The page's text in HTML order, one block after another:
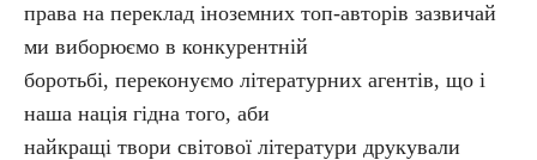
права на переклад іноземних топ-авторів зазвичай
ми виборюємо в конкурентній
боротьбі, переконуємо літературних агентів, що і
наша нація гідна того, аби
найкращі твори світової літератури друкували